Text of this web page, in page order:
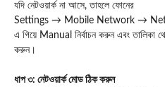
যদি নেটওয়ার্ক না আসে, তাহলে ফোনের
Settings → Mobile Network →
এ গিয়ে Manual নির্বাচন করুন এবং তালিকা
করুন।
ধাপ ৩: নেটওয়ার্ক মোড ঠিক করুন